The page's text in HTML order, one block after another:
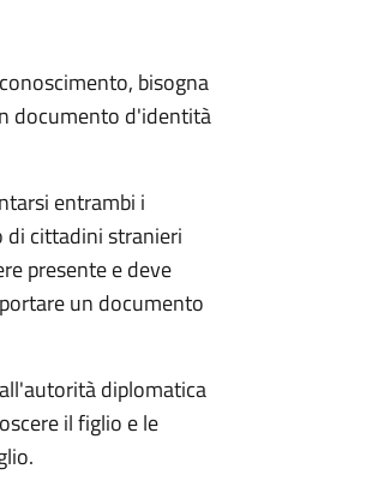
bisogna
documento d'identità
entrambi i
di cittadini stranieri
presente e deve
un documento
diplomatica
il figlio e le